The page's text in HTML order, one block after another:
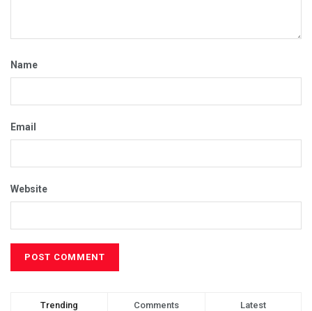
Name
Email
Website
Trending Comments Latest